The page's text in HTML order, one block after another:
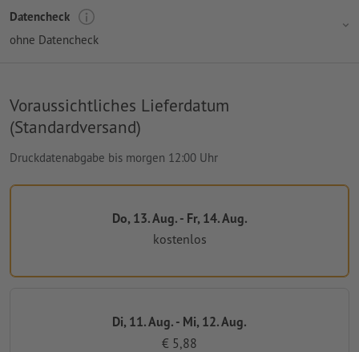
Datencheck
ohne Datencheck
Voraussichtliches Lieferdatum
(Standardversand)
Druckdatenabgabe bis morgen 12:00 Uhr
Do, 13. Aug. - Fr, 14. Aug.
kostenlos
Di, 11. Aug. - Mi, 12. Aug.
€ 5,88